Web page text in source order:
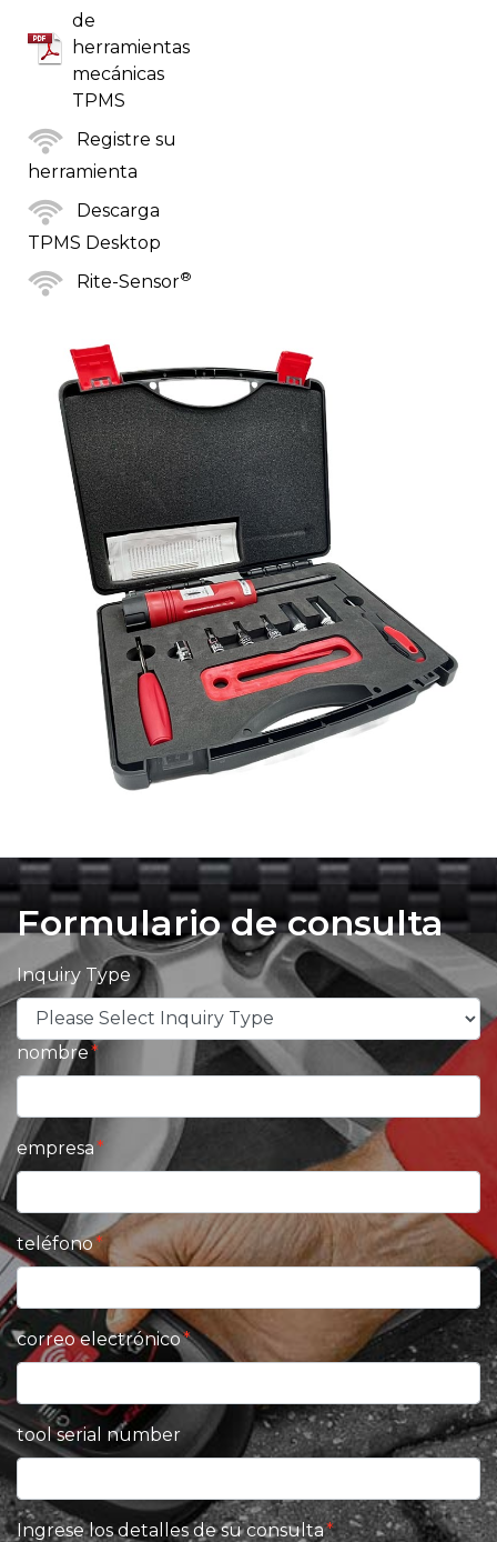
de
herramientas
mecánicas
TPMS
Registre su
herramienta
Descarga
TPMS Desktop
Rite-Sensor®
Formulario de consulta
Inquiry Type
nombre
empresa
teléfono
correo electrónico
tool serial number
Ingrese los detalles de su consulta